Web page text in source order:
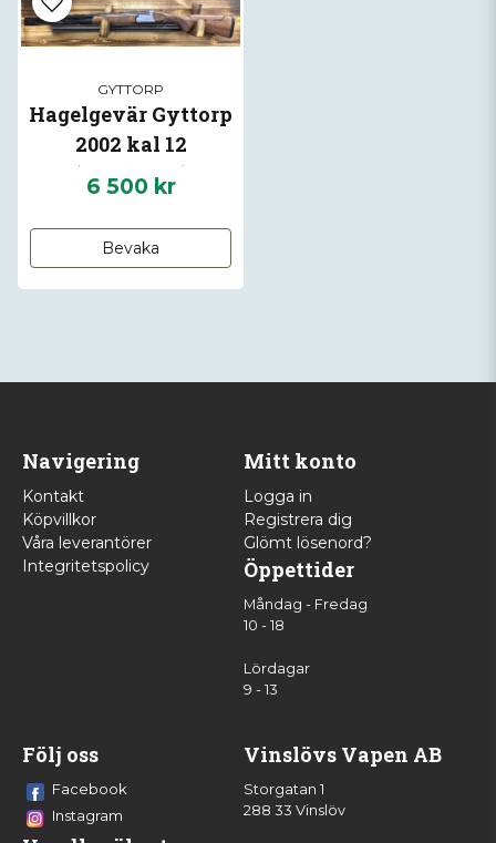
GYTTORP
Hagelgevär Gyttorp
2002 kal 12
(Begagnad)
6 500 kr
Bevaka
Navigering
Kontakt
Köpvillkor
Våra leverantörer
Integritetspolicy
Mitt konto
Logga in
Registrera dig
Glömt lösenord?
Öppettider
Måndag - Fredag
10 - 18
Lördagar
9 - 13
Följ oss
Facebook
Instagram
Vinslövs Vapen AB
Storgatan 1
288 33 Vinslöv